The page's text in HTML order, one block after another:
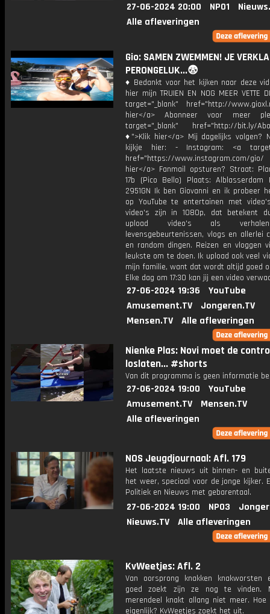
27-06-2024 20:00 NPO1
Alle afleveringen
Gio: SAMEN ZWEMMEN! JE
PERONGELUK...😨
♦ Bedankt voor het kijken naar deze
hier mijn TRUIEN EN NOG MEER VETTE
target="_blank" href="http://
hier</a> Abonneer voor meer
target="_blank" href="http://bit.ly/
♦">Klik hier</a> Mij dagelijks volgen?
kijkje hier: - Instagram: <a
href="https://www.instagram.com/
hier</a> Fanmail opsturen? Straat:
17b (Pico Bello) Plaats: Alblasserdam
2951GN Ik ben Giovanni en ik probeer
op YouTube te entertainen met
video's zijn in 1080p, dat betekent
upload video's als
levensgebeurtenissen, vlogs en allerlei
en random dingen. Reizen en vloggen
leukste om te doen. Ik upload ook veel
mijn familie, want dat wordt altijd goed
Elke dag om 17:30 kan jij een video
27-06-2024 19:36
YouTube
Amusement.TV
Jongeren.TV
Mensen.TV
Alle afleveringen
Nienke Plas: Novi moet de
loslaten... #shorts
Van dit programma is geen informatie
27-06-2024 19:00
YouTube
Amusement.TV
Mensen.TV
Alle afleveringen
NOS Jeugdjournaal: Afl. 179
Het laatste nieuws uit binnen- en
het weer, speciaal voor de jonge kijker.
Politiek en Nieuws met gebarentaal.
27-06-2024 19:00 NPO3
Nieuws.TV
Alle afleveringen
KvWeetjes: Afl. 2
Van oorsprong knakken
goed zoekt zijn ze nog te vinden.
merendeel knakt allang niet meer.
eigenlijk? KvWeetjes zoekt het uit.